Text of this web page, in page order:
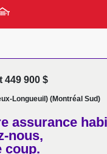
449 900 $
Longueuil) (Montréal Sud)
assurance
nous,
coup.